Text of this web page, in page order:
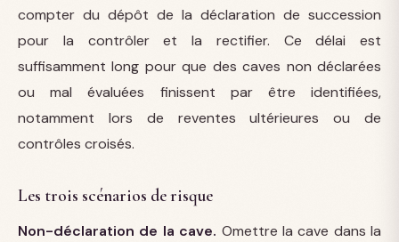
compter du dépôt de la déclaration de succession
pour la contrôler et la rectifier. Ce délai est
suffisamment long pour que des caves non déclarées
ou mal évaluées finissent par être identifiées,
notamment lors de reventes ultérieures ou de
contrôles croisés.
Les trois scénarios de risque
Non-déclaration de la cave. Omettre la cave dans la